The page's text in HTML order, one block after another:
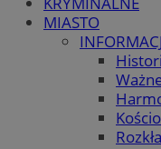
MIASTO